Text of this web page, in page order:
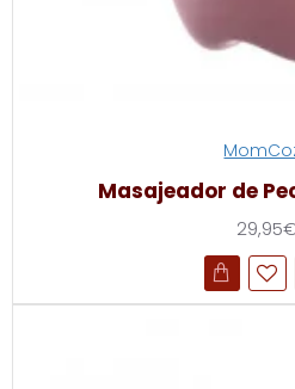
Masajeador de